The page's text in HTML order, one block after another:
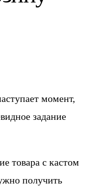
момент,
задание
товара с кастом
получить